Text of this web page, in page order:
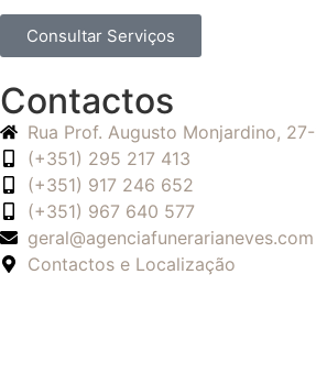
Consultar Serviços
Contactos
Rua Prof. Augusto Monjardino,
(+351) 295 217 413
(+351) 917 246 652
(+351) 967 640 577
geral@agenciafunerarianeves.com
Contactos e Localização